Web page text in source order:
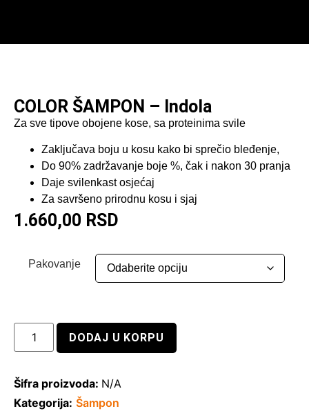
COLOR ŠAMPON – Indola
Za sve tipove obojene kose, sa proteinima svile
Zaključava boju u kosu kako bi sprečio bleđenje,
Do 90% zadržavanje boje %, čak i nakon 30 pranja
Daje svilenkast osjećaj
Za savršeno prirodnu kosu i sjaj
1.660,00 RSD
Pakovanje
DODAJ U KORPU
Šifra proizvoda: N/A
Kategorija: Šampon